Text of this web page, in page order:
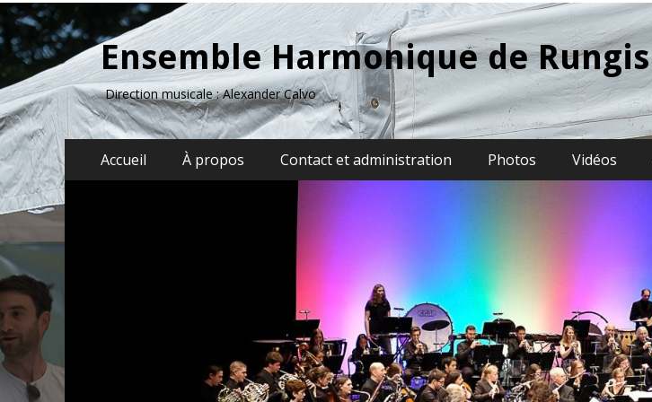
Ensemble Harmonique de Rungis
Direction musicale : Alexander Calvo
Menu
principal
AllerAccueil À propos Contact et administration Photos Vidéos